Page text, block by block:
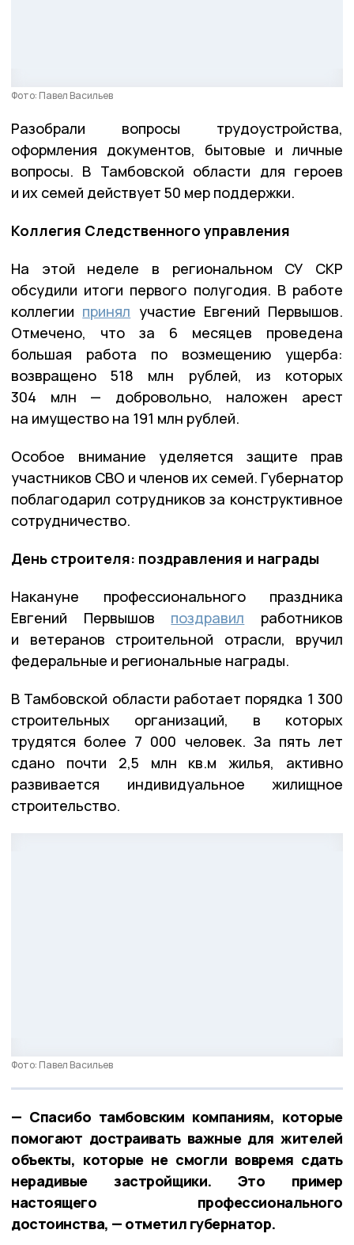
Фото: Павел Васильев
Разобрали вопросы трудоустройства,
оформления документов, бытовые и личные
вопросы. В Тамбовской области для героев
и их семей действует 50 мер поддержки.
Коллегия Следственного управления
На этой неделе в региональном СУ СКР
обсудили итоги первого полугодия. В работе
коллегии принял участие Евгений Первышов.
Отмечено, что за 6 месяцев проведена
большая работа по возмещению ущерба:
возвращено 518 млн рублей, из которых
304 млн — добровольно, наложен арест
на имущество на 191 млн рублей.
Особое внимание уделяется защите прав
участников СВО и членов их семей. Губернатор
поблагодарил сотрудников за конструктивное
сотрудничество.
День строителя: поздравления и награды
Накануне профессионального праздника
Евгений Первышов поздравил работников
и ветеранов строительной отрасли, вручил
федеральные и региональные награды.
В Тамбовской области работает порядка 1 300
строительных организаций, в которых
трудятся более 7 000 человек. За пять лет
сдано почти 2,5 млн кв.м жилья, активно
развивается индивидуальное жилищное
строительство.
Фото: Павел Васильев
— Спасибо тамбовским компаниям, которые
помогают достраивать важные для жителей
объекты, которые не смогли вовремя сдать
нерадивые застройщики. Это пример
настоящего профессионального
достоинства, — отметил губернатор.